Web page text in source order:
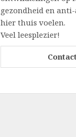
gezondheid en
hier thuis voelen.
Veel leesplezier!